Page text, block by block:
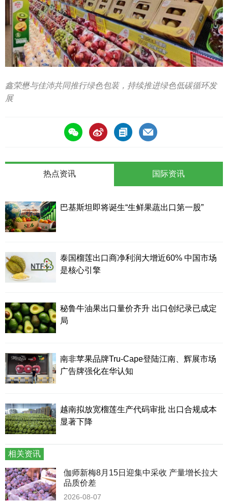
鑫荣懋与佳沛共同推行绿色包装，持续推进绿色低碳循环发
展
热点资讯
巴基斯坦即将诞生“生鲜果蔬出口第一股”
泰国榴莲出口商净利润大增近60% 中国市场
是核心引擎
秘鲁牛油果出口量价齐升 出口创纪录已成定
局
南非苹果品牌Tru-Cape登陆江南、辉展市场
广告牌强化在华认知
越南拟放宽榴莲生产代码审批 出口合规成本
显著下降
国际资讯
相关资讯
伽师新梅8月15日迎集中采收 产量增长拉大
品质价差
2026-08-07